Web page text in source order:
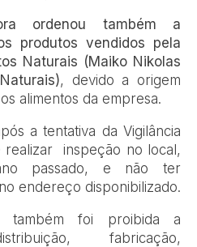
ordenou também a
produtos vendidos pela
Naturais (Maiko Nikolas
, devido a origem
alimentos da empresa.
a tentativa da Vigilância
realizar inspeção no local,
passado, e não ter
endereço disponibilizado.
também foi proibida a
fabricação,